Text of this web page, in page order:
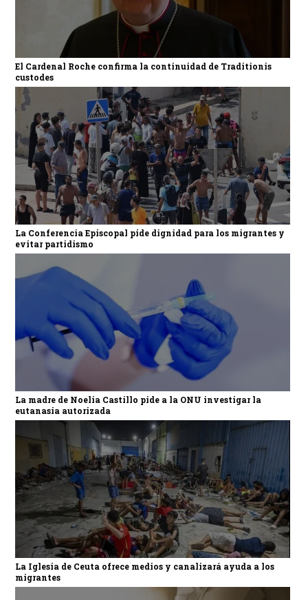
El Cardenal Roche confirma la continuidad de Traditionis
custodes
La Conferencia Episcopal pide dignidad para los migrantes y
evitar partidismo
La madre de Noelia Castillo pide a la ONU investigar la
eutanasia autorizada
La Iglesia de Ceuta ofrece medios y canalizará ayuda a los
migrantes